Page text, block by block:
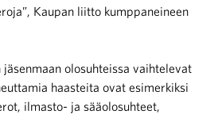
Kaupan liitto kumppaneineen
jäsenmaan olosuhteissa vaihtelevat
haasteita ovat esimerkiksi
ilmasto- ja sääolosuhteet,